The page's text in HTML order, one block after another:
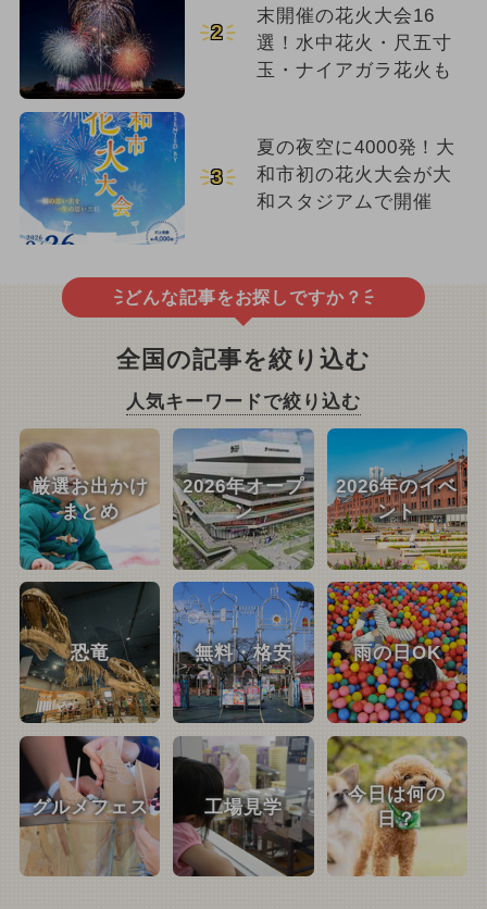
2
末開催の花火大会16
選！水中花火・尺五寸
玉・ナイアガラ花火も
3
夏の夜空に4000発！大
和市初の花火大会が大
和スタジアムで開催
どんな記事をお探しですか？
全国の記事を絞り込む
人気キーワードで絞り込む
厳選お出かけ
まとめ
2026年オープ
ン
2026年のイベ
ント
恐竜 無料・格安 雨の日OK
グルメフェス 工場見学
今日は何の
日？